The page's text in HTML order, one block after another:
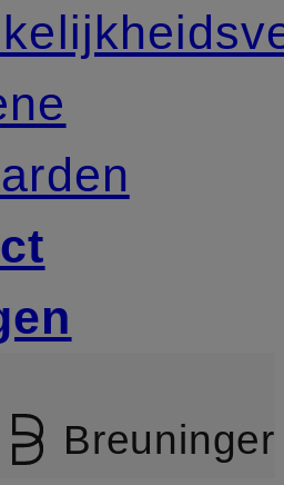
Breuninger